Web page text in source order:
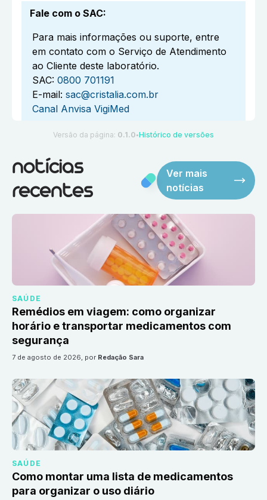
Fale com o SAC:
Para mais informações ou suporte, entre
em contato com o Serviço de Atendimento
ao Cliente deste laboratório.
SAC: 0800 701191
E-mail: sac@cristalia.com.br
Canal Anvisa VigiMed
Versão da página: 0.1.0 ●Histórico de versões
notícias
recentes
Ver mais
notícias
SAÚDE
Remédios em viagem: como organizar
horário e transportar medicamentos com
segurança
7 de agosto de 2026, por Redação Sara
SAÚDE
Como montar uma lista de medicamentos
para organizar o uso diário